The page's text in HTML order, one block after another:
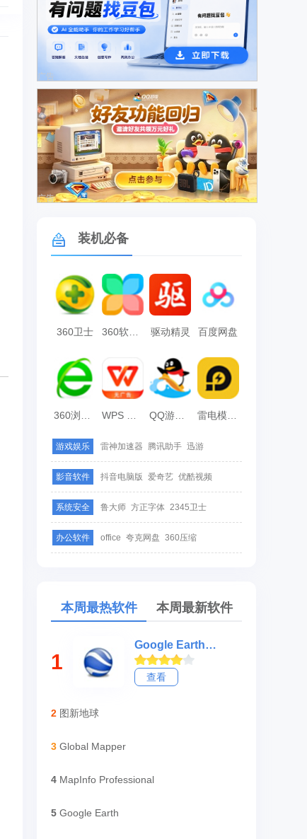
广告
广告
装机必备
360卫士 360软件管家 驱动精灵 百度网盘
雷电模拟器
游戏娱乐 雷神加速器 腾讯助手 迅游
影音软件 抖音电脑版 爱奇艺 优酷视频
系统安全 鲁大师 方正字体 2345卫士
办公软件 office 夸克网盘 360压缩
本周最热软件 本周最新软件
1
Google Earth谷歌地球
查看
2 图新地球
3 Global Mapper
4 MapInfo Professional
5 Google Earth